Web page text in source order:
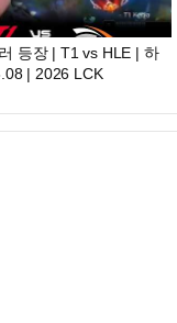
등장 | T1 vs HLE | 하
| 2026 LCK